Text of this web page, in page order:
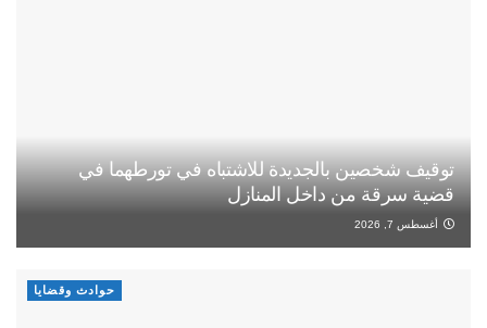
توقيف شخصين بالجديدة للاشتباه في تورطهما في
قضية سرقة من داخل المنازل
أغسطس 7, 2026
حوادث وقضايا